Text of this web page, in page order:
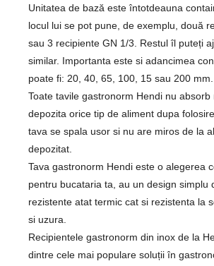
Unitatea de bază este întotdeauna
locul lui se pot pune, de exemplu, două
sau 3 recipiente GN 1/3. Restul îl puteți
similar. Importanta este si adancimea
poate fi: 20, 40, 65, 100, 15 sau 200 mm.
Toate tavile gastronorm Hendi nu absorb
depozita orice tip de aliment dupa
tava se spala usor si nu are miros de la
depozitat.
Tava gastronorm Hendi este o alegerea
pentru bucataria ta, au un design simplu
rezistente atat termic cat si rezistenta la
si uzura.
Recipientele gastronorm din inox de la
dintre cele mai populare soluții în